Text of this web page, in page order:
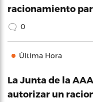
racionamiento
0
Última Hora
La Junta de la
autorizar un